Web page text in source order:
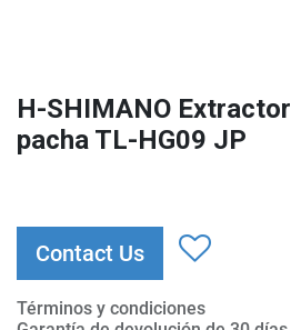
H-SHIMANO
pacha TL-HG09 JP
Contact Us
Términos y condiciones